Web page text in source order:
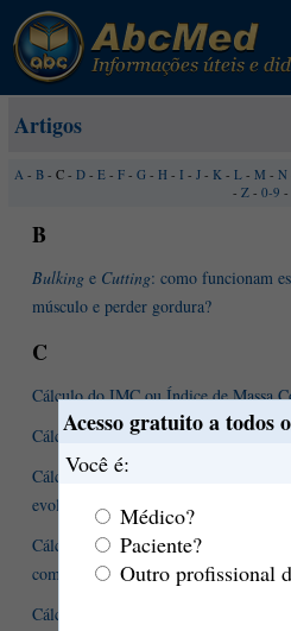
Acesso gratuito a todos
Você é:
Médico?
Paciente?
Outro profissional
Artigos
A - B - C - D - E - F - G - H - I - J - K - L - M - N
- Z - 0-9 -
B
Bulking e Cutting: como funcionam
músculo e perder gordura?
C
Cálculo do IMC ou Índice de Massa
Cálculo renal. Saiba mais.
Cálculo renal: definição, causas,
evolução
Cálculos biliares: definição, causas,
complicações
Cálculos renais em crianças: o que